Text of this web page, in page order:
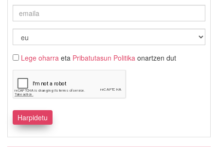
Lege oharra eta Pribatutasun Politika onartzen dut